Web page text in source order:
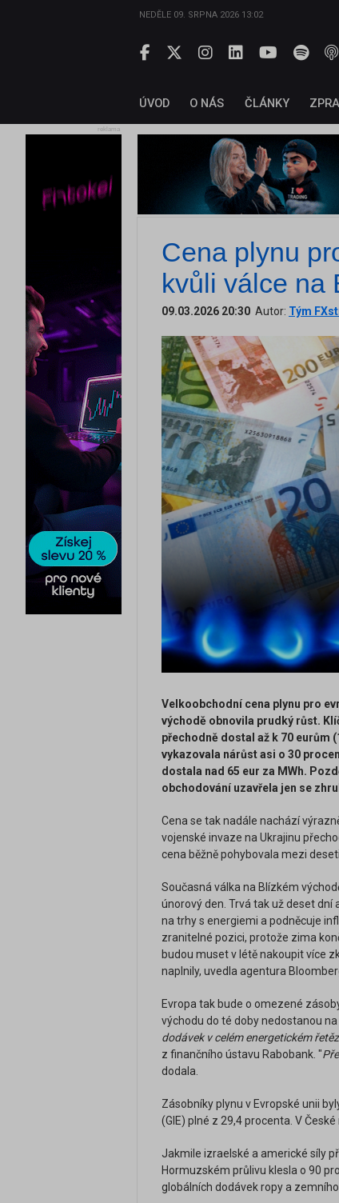
NEDĚLE 09. SRPNA 2026 13:02
ÚVOD O NÁS ČLÁNKY
reklama
Cena plynu
kvůli válce na
09.03.2026 20:30 Autor: Tým
Velkoobchodní cena plynu pro
východě obnovila prudký růst.
přechodně dostal až k 70 eurům
vykazovala nárůst asi o 30
dostala nad 65 eur za MWh.
obchodování uzavřela jen se
Cena se tak nadále nachází
vojenské invaze na Ukrajinu
cena běžně pohybovala mezi
Současná válka na Blízkém
únorový den. Trvá tak už deset dní
na trhy s energiemi a podněcuje
zranitelné pozici, protože zima
budou muset v létě nakoupit více
naplnily, uvedla agentura
Evropa tak bude o omezené
východu do té doby nedostanou na
dodávek v celém energetickém
z finančního ústavu Rabobank. "
dodala.
Zásobníky plynu v Evropské unii
(GIE) plné z 29,4 procenta. V
Jakmile izraelské a americké síly
Hormuzském průlivu klesla o 90
globálních dodávek ropy a zemního